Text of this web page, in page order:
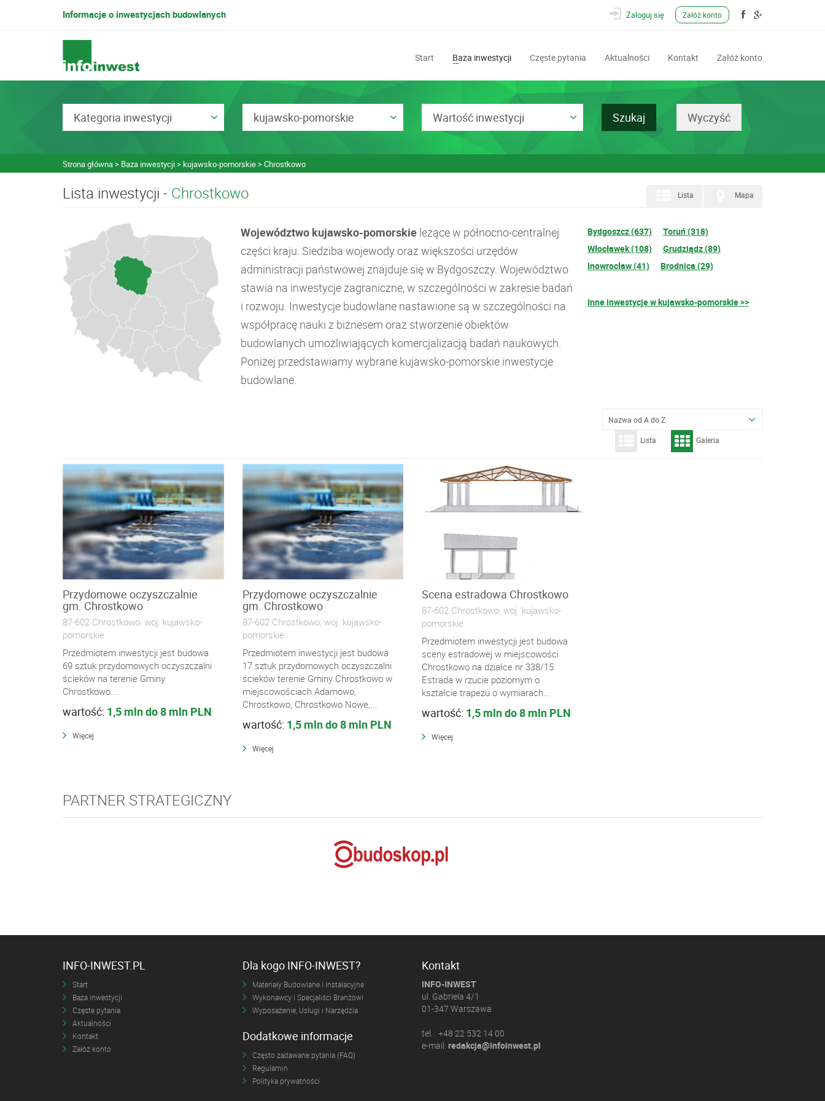
Informacje o inwestycjach budowlanych Zaloguj się Załóż konto
Start Baza inwestycji Częste pytania Aktualności Kontakt Załóż konto
Kategoria inwestycji kujawsko-pomorskie Wartość inwestycji
Strona główna Baza inwestycji kujawsko-pomorskie Chrostkowo
Lista inwestycji - Chrostkowo Mapa
Lista
Województwo kujawsko-pomorskie leżące w północno-centralnej
części kraju. Siedziba wojewody oraz większości urzędów
administracji państwowej znajduje się w Bydgoszczy. Województwo
stawia na inwestycje zagraniczne, w szczególności w zakresie badań
i rozwoju. Inwestycje budowlane nastawione są w szczególności na
współpracę nauki z biznesem oraz stworzenie obiektów
budowlanych umożliwiających komercjalizacją badań naukowych.
Poniżej przedstawiamy wybrane kujawsko-pomorskie inwestycje
budowlane.
Bydgoszcz (637)
Toruń (318)
Włocławek (108)
Grudziądz (89)
Inowrocław (41)
Brodnica (29)
Inne inwestycje w kujawsko-pomorskie >>
Nazwa od A do Z
Lista Galeria
Przydomowe oczyszczalnie
gm. Chrostkowo
87-602 Chrostkowo, woj. kujawsko-
pomorskie
Przedmiotem inwestycji jest budowa
69 sztuk przydomowych oczyszczalni
ścieków na terenie Gminy
Chrostkowo....
wartość: 1,5 mln do 8 mln PLN
Więcej
Przydomowe oczyszczalnie
gm. Chrostkowo
87-602 Chrostkowo, woj. kujawsko-
pomorskie
Przedmiotem inwestycji jest budowa
17 sztuk przydomowych oczyszczalni
ścieków terenie Gminy Chrostkowo w
miejscowościach Adamowo,
Chrostkowo, Chrostkowo Nowe,...
wartość: 1,5 mln do 8 mln PLN
Więcej
Scena estradowa Chrostkowo
87-602 Chrostkowo, woj. kujawsko-
pomorskie
Przedmiotem inwestycji jest budowa
sceny estradowej w miejscowości
Chrostkowo na działce nr 338/15.
Estrada w rzucie poziomym o
kształcie trapezu o wymiarach...
wartość: 1,5 mln do 8 mln PLN
Więcej
PARTNER STRATEGICZNY
INFO-INWEST.PL
Start
Baza inwestycji
Częste pytania
Aktualności
Kontakt
Załóż konto
Dla kogo INFO-INWEST?
Materiały Budowlane i Instalacyjne
Wykonawcy i Specjaliści Branżowi
Wyposażenie, Usługi i Narzędzia
Dodatkowe informacje
Często zadawane pytania (FAQ)
Regulamin
Polityka prywatności
Kontakt
INFO-INWEST
ul. Gabriela 4/1
01-347 Warszawa
tel. +48 22 532 14 00
e-mail: redakcja@infoinwest.pl